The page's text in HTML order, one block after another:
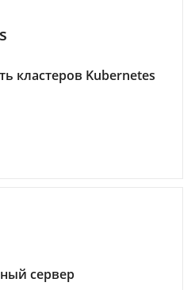
кластеров Kubernetes
сервер